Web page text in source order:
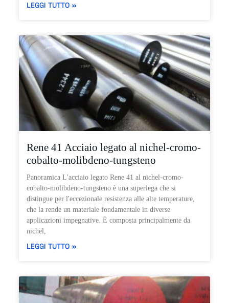
LEGGI TUTTO »
Rene 41 Acciaio legato al nichel-cromo-
cobalto-molibdeno-tungsteno
Panoramica L'acciaio legato Rene 41 al nichel-cromo-
cobalto-molibdeno-tungsteno è una superlega che si
distingue per l'eccezionale resistenza alle alte temperature,
che la rende un materiale fondamentale in diverse
applicazioni impegnative. È composta principalmente da
nichel,
LEGGI TUTTO »